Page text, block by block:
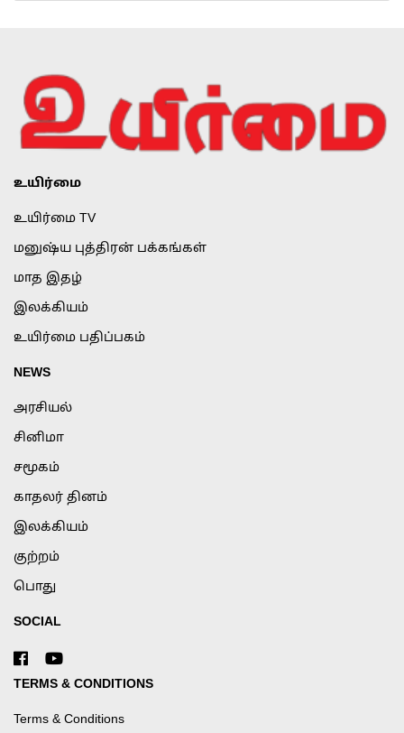
உயிர்மை
உயிர்மை TV
மனுஷ்ய புத்திரன் பக்கங்கள்
மாத இதழ்
இலக்கியம்
உயிர்மை பதிப்பகம்
NEWS
அரசியல்
சினிமா
சமூகம்
காதலர் தினம்
இலக்கியம்
குற்றம்
பொது
SOCIAL
TERMS & CONDITIONS
Terms & Conditions